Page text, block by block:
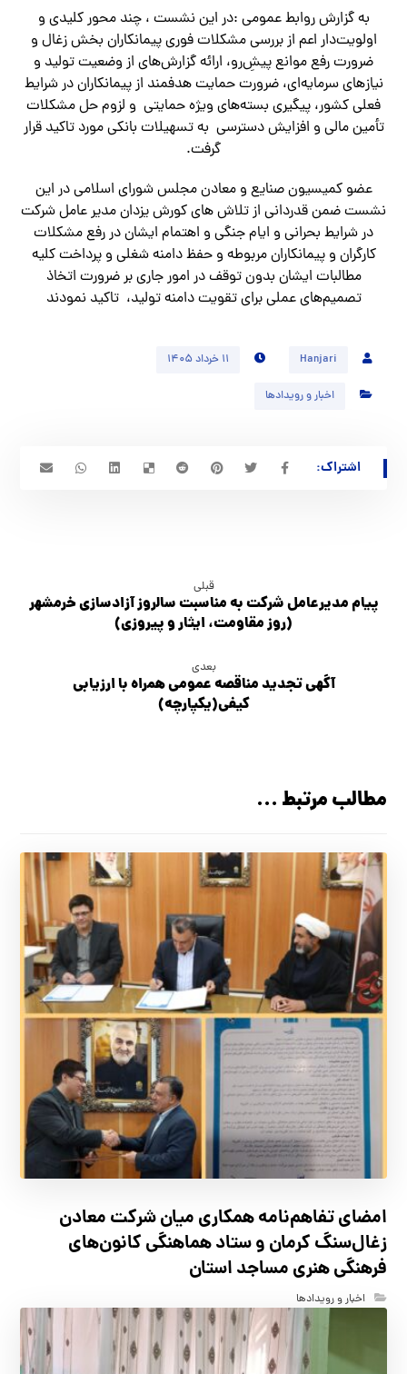
به گزارش روابط عمومی :در این نشست ، چند محور کلیدی و
اولویت‌دار اعم از بررسی مشکلات فوری پیمانکاران بخش زغال و
ضرورت رفع موانع پیش‌ِرو، ارائه گزارش‌های از وضعیت تولید و
نیازهای سرمایه‌ای، ضرورت حمایت هدفمند از پیمانکاران در شرایط
فعلی کشور، پیگیری بسته‌های ویژه حمایتی و لزوم حل مشکلات
تأمین مالی و افزایش دسترسی به تسهیلات بانكى مورد تاکید قرار
گرفت.
عضو کمیسیون صنایع و معادن مجلس شورای اسلامی در این
نشست ضمن قدردانی از تلاش های کورش یزدان مدیر عامل شرکت
در شرايط بحرانى و ايام جنگى و اهتمام ايشان در رفع مشكلات
كارگران و پيمانكاران مربوطه و حفظ دامنه شغلى و پرداخت كليه
مطالبات ايشان بدون توقف در امور جارى بر ضرورت اتخاذ
تصمیم‌های عملی برای تقویت دامنه تولید، تاکید نمودند
Hanjari ۱۱ خرداد ۱۴۰۵
اخبار و رویدادها
قبلی
پیام مدیرعامل شركت به مناسبت سالروز آزادسازی خرمشهر
(روز مقاومت، ایثار و پیروزی)
بعدی
آگهي تجديد مناقصه عمومی همراه با ارزیابی
کیفی(یکپارچه)
مطالب مرتبط ...
امضای تفاهم‌نامه همکاری میان شرکت معادن
زغال‌سنگ کرمان و ستاد هماهنگی کانون‌های
فرهنگی هنری مساجد استان
اخبار و رویدادها